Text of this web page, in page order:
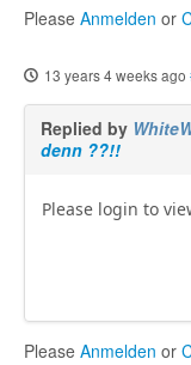
Please Anmelden or
13 years 4 weeks ago
Replied by
denn ??!!
Please login to
Please Anmelden or